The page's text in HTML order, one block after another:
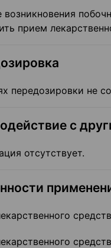
возникновения
прием
передозировки не
с
отсутствует.